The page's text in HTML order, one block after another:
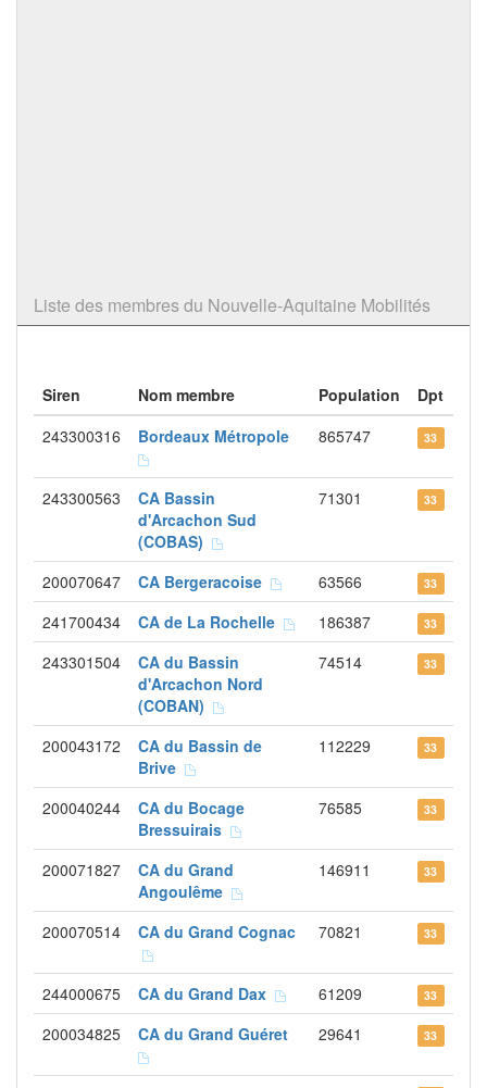
Liste des membres du Nouvelle-Aquitaine Mobilités
Siren Nom membre Population
Dpt
243300316
Bordeaux Métropole 865747 33
243300563
CA Bassin
d'Arcachon Sud
(COBAS)
71301 33
200070647 CA Bergeracoise 63566 33
241700434 CA de La Rochelle 186387 33
243301504
CA du Bassin
d'Arcachon Nord
(COBAN)
74514 33
200043172
CA du Bassin de
Brive
112229 33
200040244
CA du Bocage
Bressuirais
76585 33
200071827
CA du Grand
Angoulême
146911 33
200070514 CA du Grand Cognac 70821 33
244000675 CA du Grand Dax 61209 33
200034825 CA du Grand Guéret 29641 33